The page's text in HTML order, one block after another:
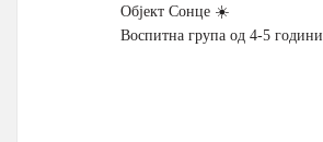
Објект Сонце ☀️
Воспитна група од 4-5 години